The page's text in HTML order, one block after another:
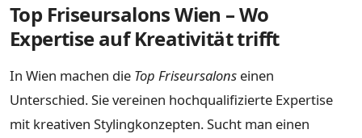
Top Friseursalons Wien – Wo
Expertise auf Kreativität trifft
In Wien machen die Top Friseursalons einen
Unterschied. Sie vereinen hochqualifizierte Expertise
mit kreativen Stylingkonzepten. Sucht man einen